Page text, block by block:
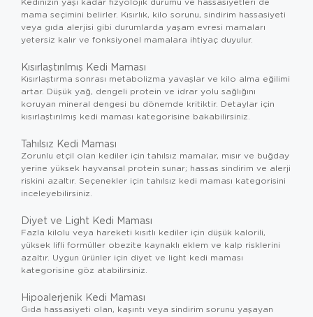
mama seçimini belirler. Kısırlık, kilo sorunu, sindirim hassasiyeti
veya gıda alerjisi gibi durumlarda yaşam evresi mamaları
yetersiz kalır ve fonksiyonel mamalara ihtiyaç duyulur.
Kısırlaştırılmış Kedi Maması
Kısırlaştırma sonrası metabolizma yavaşlar ve kilo alma eğilimi
artar. Düşük yağ, dengeli protein ve idrar yolu sağlığını
koruyan mineral dengesi bu dönemde kritiktir. Detaylar için
kısırlaştırılmış kedi maması kategorisine bakabilirsiniz.
Tahılsız Kedi Maması
Zorunlu etçil olan kediler için tahılsız mamalar, mısır ve buğday
yerine yüksek hayvansal protein sunar; hassas sindirim ve alerji
riskini azaltır. Seçenekler için tahılsız kedi maması kategorisini
inceleyebilirsiniz.
Diyet ve Light Kedi Maması
Fazla kilolu veya hareketi kısıtlı kediler için düşük kalorili,
yüksek lifli formüller obezite kaynaklı eklem ve kalp risklerini
azaltır. Uygun ürünler için diyet ve light kedi maması
kategorisine göz atabilirsiniz.
Hipoalerjenik Kedi Maması
Gıda hassasiyeti olan, kaşıntı veya sindirim sorunu yaşayan